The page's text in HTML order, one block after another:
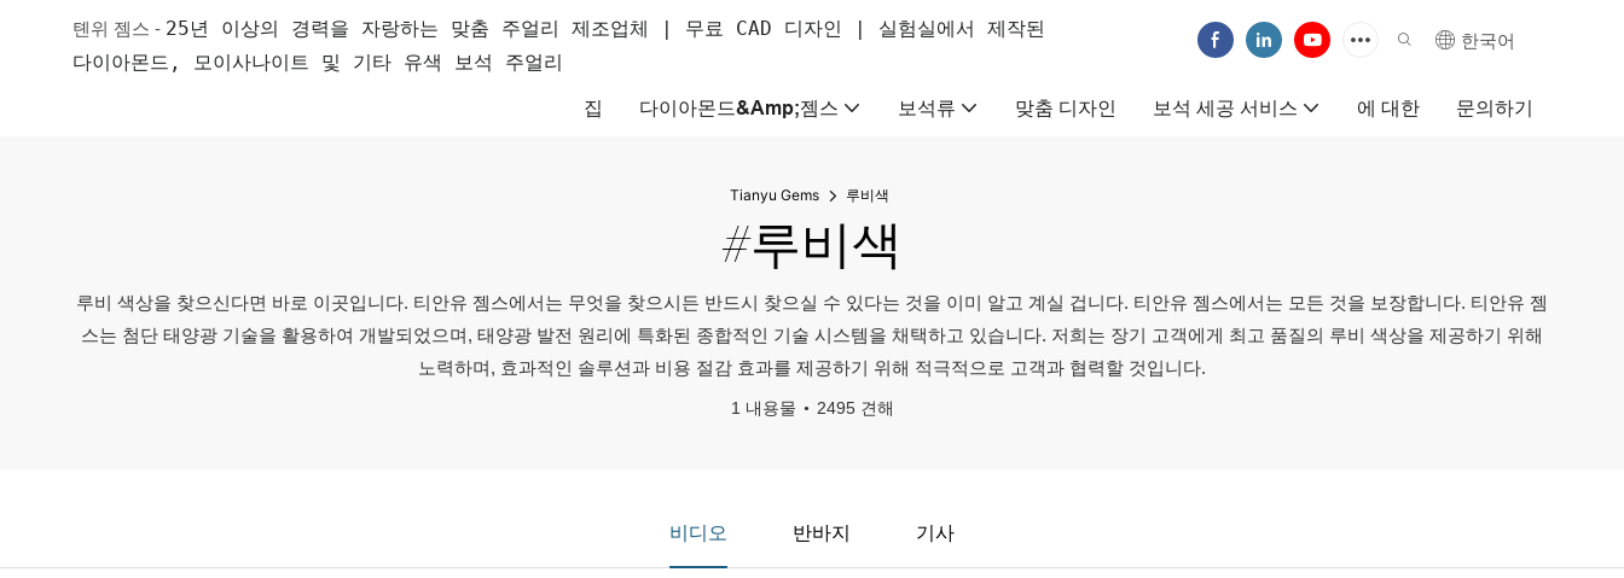
톈위 젬스 - 25년 이상의 경력을 자랑하는 맞춤 주얼리 제조업체 | 무료 CAD 디자인 | 실험실에서 제작된
다이아몬드, 모이사나이트 및 기타 유색 보석 주얼리
한국어
집 다이아몬드&amp;젬스 보석류 맞춤 디자인 보석 세공 서비스 에 대한 문의하기
Tianyu Gems 루비색
#루비색
루비 색상을 찾으신다면 바로 이곳입니다. 티안유 젬스에서는 무엇을 찾으시든 반드시 찾으실 수 있다는 것을 이미 알고 계실 겁니다. 티안유 젬스에서는 모든 것을 보장합니다. 티안유 젬
스는 첨단 태양광 기술을 활용하여 개발되었으며, 태양광 발전 원리에 특화된 종합적인 기술 시스템을 채택하고 있습니다. 저희는 장기 고객에게 최고 품질의 루비 색상을 제공하기 위해
노력하며, 효과적인 솔루션과 비용 절감 효과를 제공하기 위해 적극적으로 고객과 협력할 것입니다.
1 내용물 2495 견해
비디오 반바지 기사